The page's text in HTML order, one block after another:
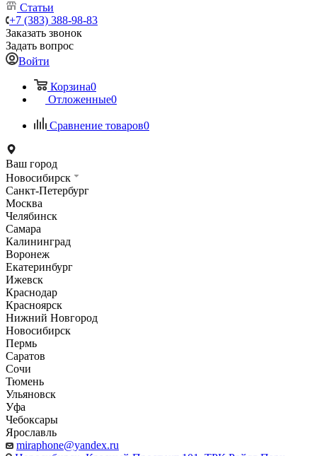
Статьи
+7 (383) 388-98-83
Заказать звонок
Задать вопрос
Войти
Корзина0
Отложенные0
Сравнение товаров0
Ваш город
Новосибирск
Санкт-Петербург
Москва
Челябинск
Самара
Калининград
Воронеж
Екатеринбург
Ижевск
Краснодар
Красноярск
Нижний Новгород
Новосибирск
Пермь
Саратов
Сочи
Тюмень
Ульяновск
Уфа
Чебоксары
Ярославль
miraphone@yandex.ru